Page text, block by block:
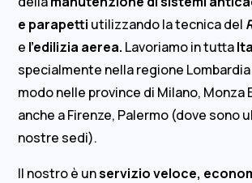
e parapetti utilizzando la tecnica del
e l’edilizia aerea. Lavoriamo in tutta
specialmente nella regione
modo nelle province di Milano, Monza
anche a Firenze, Palermo (dove sono
nostre sedi).
Il nostro è unservizio veloce,